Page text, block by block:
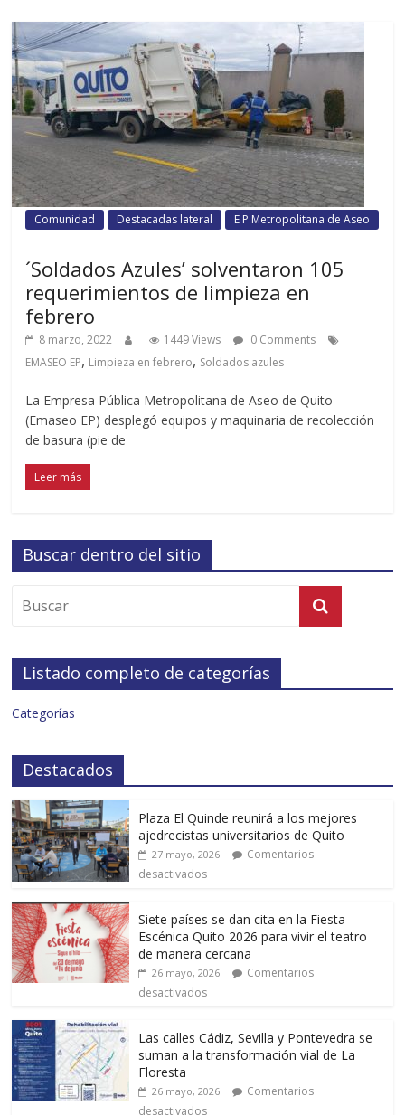
Comunidad Destacadas lateral E P Metropolitana de Aseo
´Soldados Azules’ solventaron 105
requerimientos de limpieza en
febrero
8 marzo, 2022 1449 Views
0 Comments
EMASEO EP, Limpieza en febrero, Soldados azules
La Empresa Pública Metropolitana de Aseo de Quito
(Emaseo EP) desplegó equipos y maquinaria de recolección
de basura (pie de
Leer más
Buscar dentro del sitio
Listado completo de categorías
Categorías
Destacados
Plaza El Quinde reunirá a los mejores
ajedrecistas universitarios de Quito
27 mayo, 2026
Comentarios
desactivados
Siete países se dan cita en la Fiesta
Escénica Quito 2026 para vivir el teatro
de manera cercana
26 mayo, 2026
Comentarios
desactivados
Las calles Cádiz, Sevilla y Pontevedra se
suman a la transformación vial de La
Floresta
26 mayo, 2026
Comentarios
desactivados